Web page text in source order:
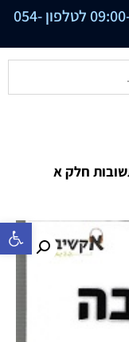
פתח סרגל
054-
חלק א